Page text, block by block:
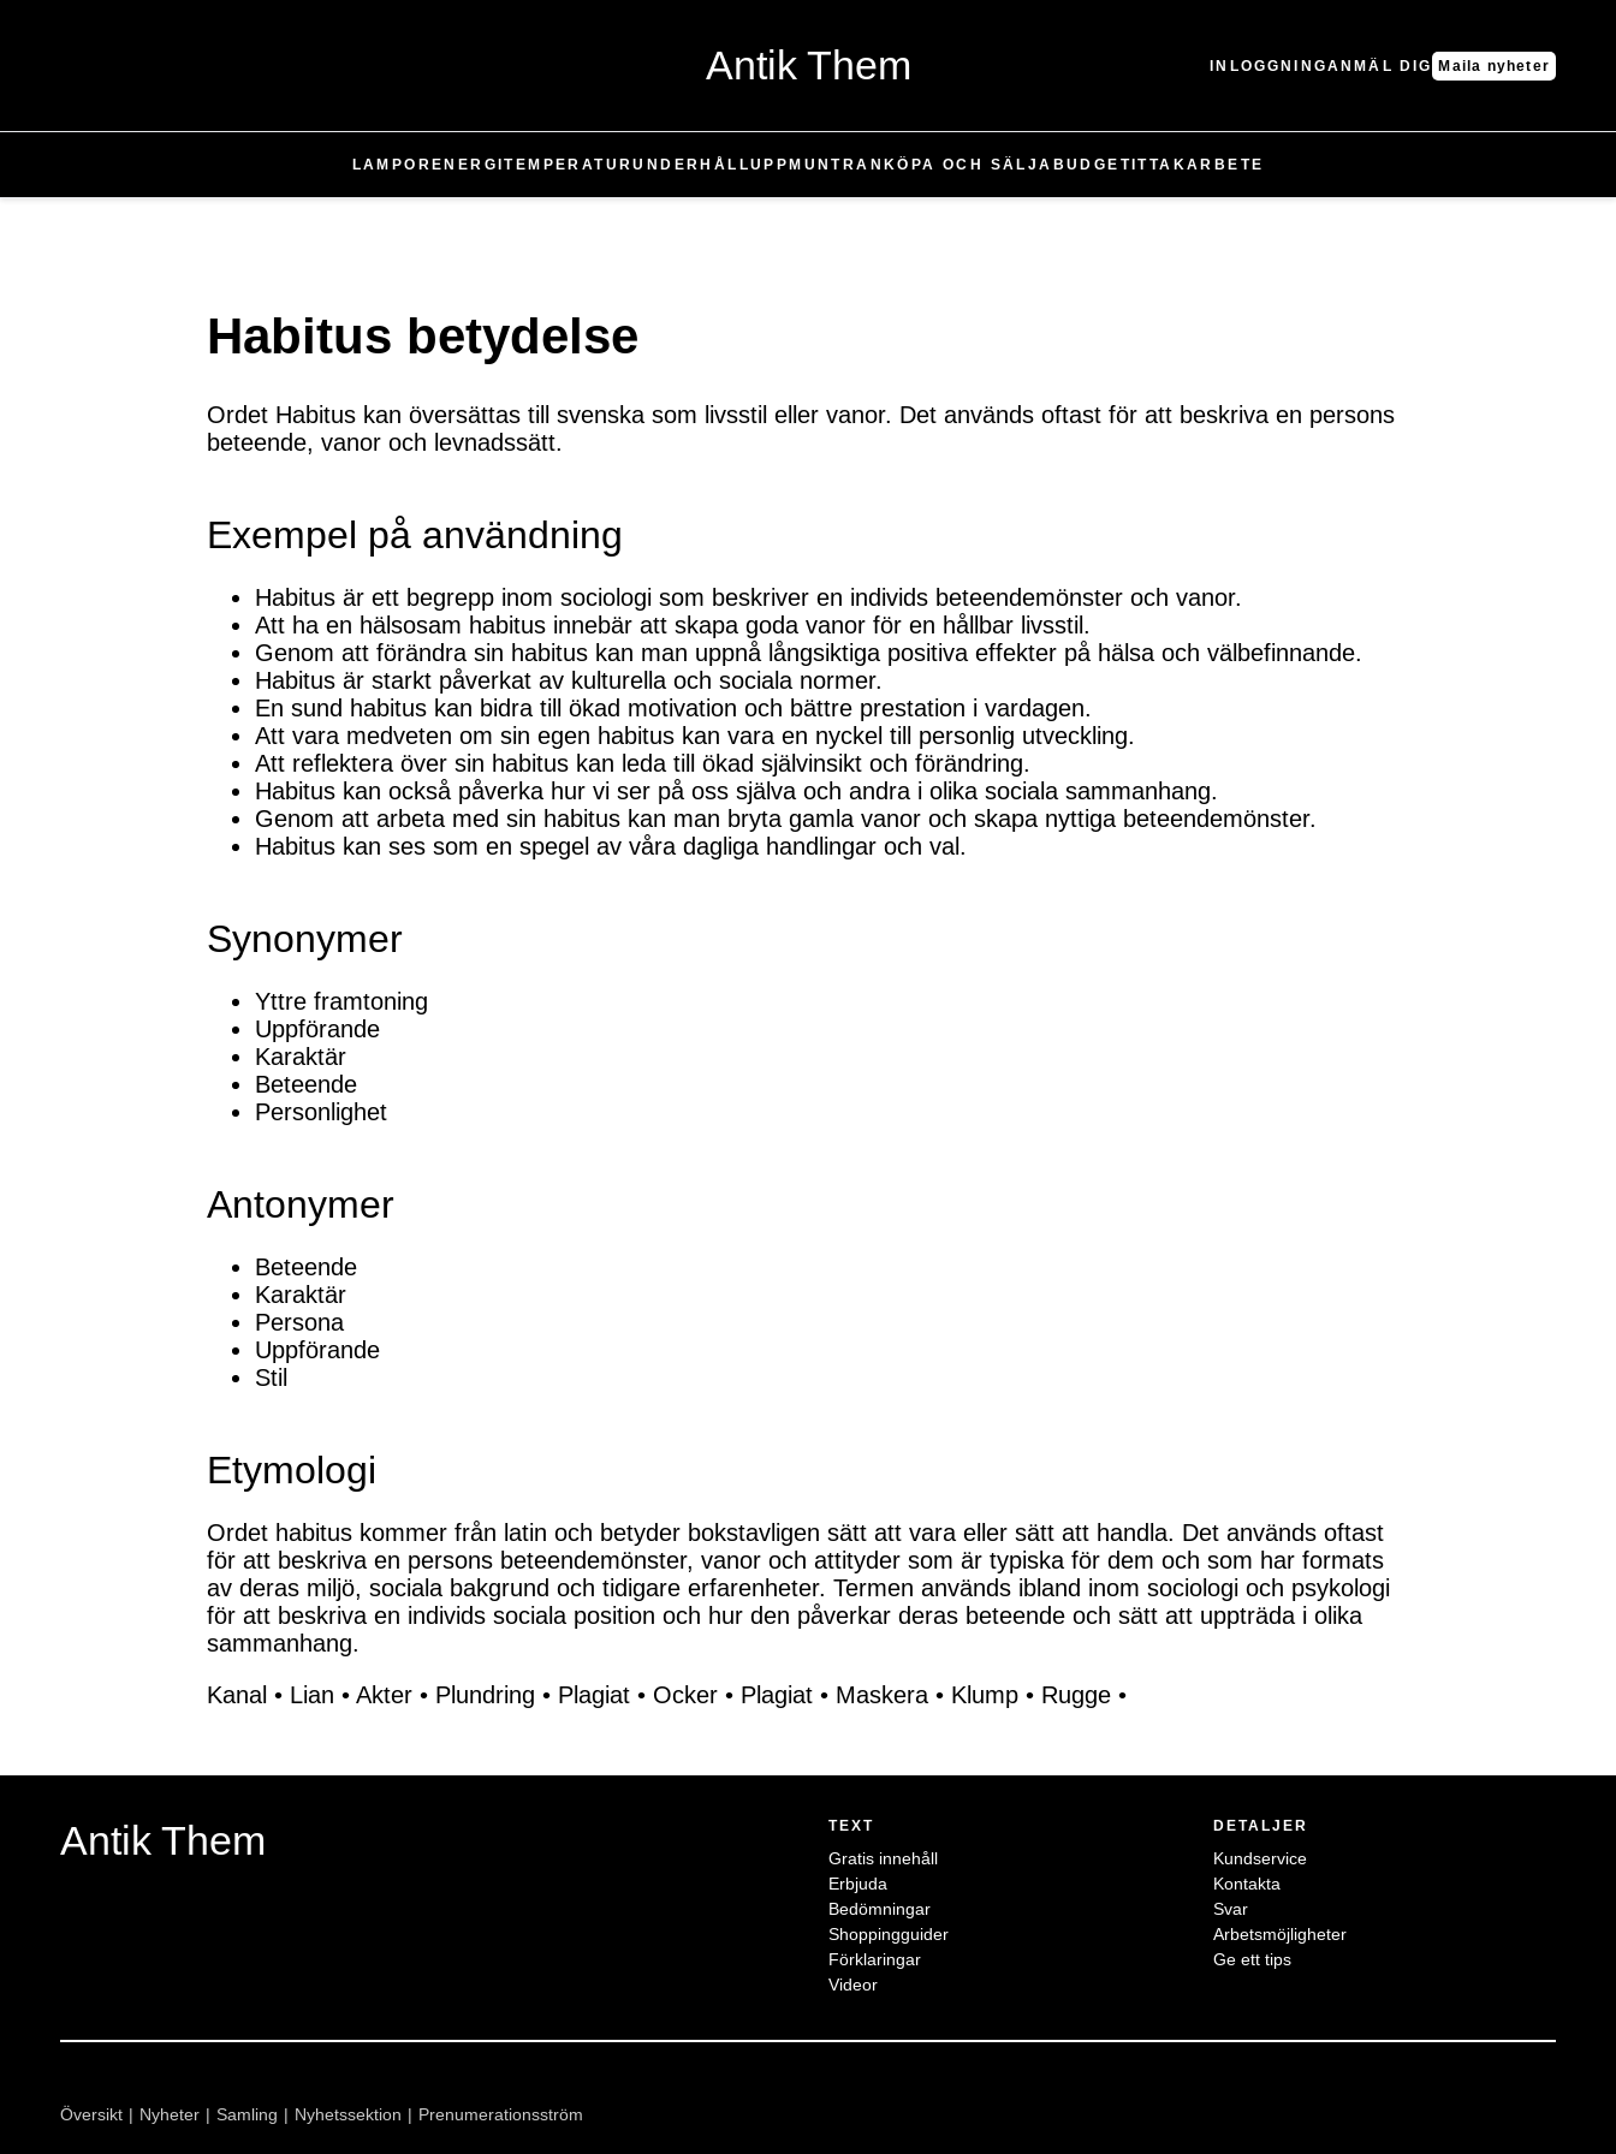
Antik Them INLOGGNINGANMÄL DIG Maila nyheter
LAMPOR ENERGITEMPERATURUNDERHÅLLUPPMUNTRAN KÖPA OCH SÄLJA BUDGET ITTAKARBETE
Habitus betydelse
Ordet Habitus kan översättas till svenska som livsstil eller vanor. Det används oftast för att beskriva en persons
beteende, vanor och levnadssätt.
Exempel på användning
Habitus är ett begrepp inom sociologi som beskriver en individs beteendemönster och vanor.
Att ha en hälsosam habitus innebär att skapa goda vanor för en hållbar livsstil.
Genom att förändra sin habitus kan man uppnå långsiktiga positiva effekter på hälsa och välbefinnande.
Habitus är starkt påverkat av kulturella och sociala normer.
En sund habitus kan bidra till ökad motivation och bättre prestation i vardagen.
Att vara medveten om sin egen habitus kan vara en nyckel till personlig utveckling.
Att reflektera över sin habitus kan leda till ökad självinsikt och förändring.
Habitus kan också påverka hur vi ser på oss själva och andra i olika sociala sammanhang.
Genom att arbeta med sin habitus kan man bryta gamla vanor och skapa nyttiga beteendemönster.
Habitus kan ses som en spegel av våra dagliga handlingar och val.
Synonymer
Yttre framtoning
Uppförande
Karaktär
Beteende
Personlighet
Antonymer
Beteende
Karaktär
Persona
Uppförande
Stil
Etymologi
Ordet habitus kommer från latin och betyder bokstavligen sätt att vara eller sätt att handla. Det används oftast
för att beskriva en persons beteendemönster, vanor och attityder som är typiska för dem och som har formats
av deras miljö, sociala bakgrund och tidigare erfarenheter. Termen används ibland inom sociologi och psykologi
för att beskriva en individs sociala position och hur den påverkar deras beteende och sätt att uppträda i olika
sammanhang.
Kanal • Lian • Akter • Plundring • Plagiat • Ocker • Plagiat • Maskera • Klump • Rugge •
Antik Them TEXT
Gratis innehåll
Erbjuda
Bedömningar
Shoppingguider
Förklaringar
Videor
DETALJER
Kundservice
Kontakta
Svar
Arbetsmöjligheter
Ge ett tips
Översikt Nyheter Samling Nyhetssektion Prenumerationsström